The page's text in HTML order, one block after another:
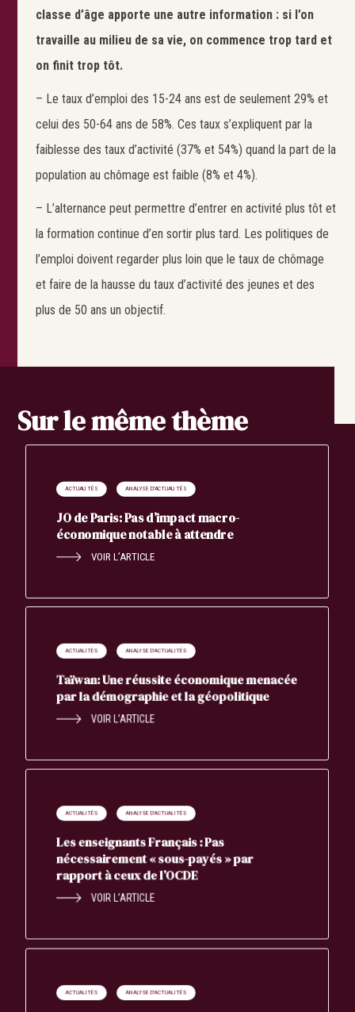
classe d’âge apporte une autre information : si l’on
travaille au milieu de sa vie, on commence trop tard et
on finit trop tôt.
– Le taux d’emploi des 15-24 ans est de seulement 29% et
celui des 50-64 ans de 58%. Ces taux s’expliquent par la
faiblesse des taux d’activité (37% et 54%) quand la part de la
population au chômage est faible (8% et 4%).
– L’alternance peut permettre d’entrer en activité plus tôt et
la formation continue d’en sortir plus tard. Les politiques de
l’emploi doivent regarder plus loin que le taux de chômage
et faire de la hausse du taux d’activité des jeunes et des
plus de 50 ans un objectif.
Sur le même thème
ACTUALITÉS ANALYSE D'ACTUALITÉS
JO de Paris: Pas d’impact macro-
économique notable à attendre
VOIR L’ARTICLE
ACTUALITÉS ANALYSE D'ACTUALITÉS
Taïwan: Une réussite économique menacée
par la démographie et la géopolitique
VOIR L’ARTICLE
ACTUALITÉS ANALYSE D'ACTUALITÉS
Les enseignants Français : Pas
nécessairement « sous-payés » par
rapport à ceux de l’OCDE
VOIR L’ARTICLE
ACTUALITÉS ANALYSE D'ACTUALITÉS
Rechercher